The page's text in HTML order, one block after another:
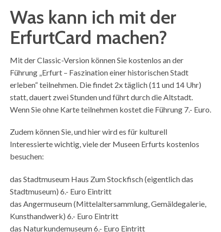
Was kann ich mit der
ErfurtCard machen?
Mit der Classic-Version können Sie kostenlos an der
Führung „Erfurt – Faszination einer historischen Stadt
erleben“ teilnehmen. Die findet 2x täglich (11 und 14 Uhr)
statt, dauert zwei Stunden und führt durch die Altstadt.
Wenn Sie ohne Karte teilnehmen kostet die Führung 7.- Euro.
Zudem können Sie, und hier wird es für kulturell
Interessierte wichtig, viele der Museen Erfurts kostenlos
besuchen:
das Stadtmuseum Haus Zum Stockfisch (eigentlich das
Stadtmuseum) 6.- Euro Eintritt
das Angermuseum (Mittelaltersammlung, Gemäldegalerie,
Kunsthandwerk) 6.- Euro Eintritt
das Naturkundemuseum 6.- Euro Eintritt